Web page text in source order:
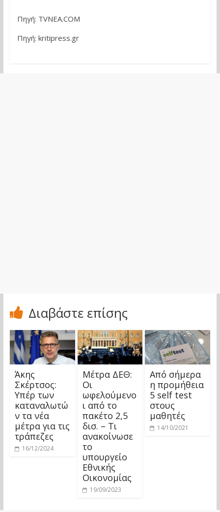
Πηγή: TVNEA.COM
Πηγή: kritipress.gr
Διαβάστε επίσης
Άκης
Σκέρτσος:
Υπέρ των
καταναλωτώ
ν τα νέα
μέτρα για τις
τράπεζες
16/12/2024
Μέτρα ΔΕΘ:
Οι
ωφελούμενο
ι από το
πακέτο 2,5
δισ. – Τι
ανακοίνωσε
το
υπουργείο
Εθνικής
Οικονομίας
19/09/2023
Από σήμερα
η προμήθεια
5 self test
στους
μαθητές
14/10/2021